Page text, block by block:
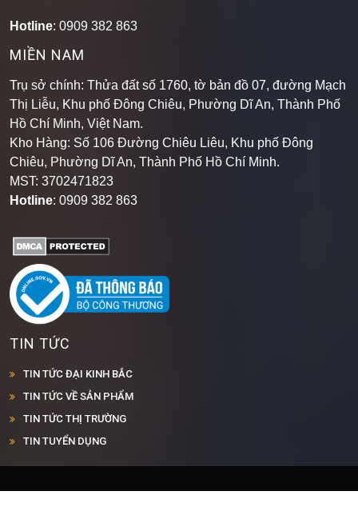
Hotline
MIỀN NAM
Trụ sở chính: Thửa đất số 1760, tờ bản đồ 07, đường Mạch
Thị Liễu, Khu phố Đông Chiêu, Phường Dĩ An, Thành Phố
Hồ Chí Minh, Việt Nam.
Kho Hàng: Số 106 Đường Chiêu Liêu, Khu phố Đông
Chiêu, Phường Dĩ An, Thành Phố Hồ Chí Minh
MST: 3702471823
TIN TỨC
TIN TỨC ĐẠI KINH BẮC
TIN TỨC VỀ SẢN PHẨM
TIN TỨC THỊ TRƯỜNG